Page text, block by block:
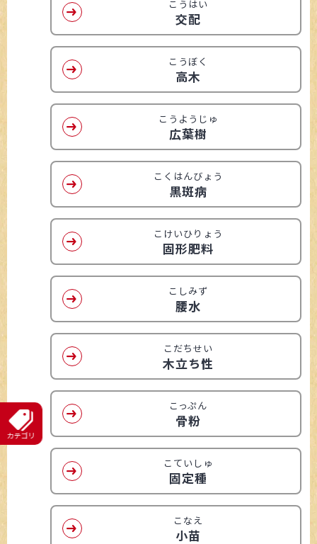
こうはい
交配
こうぼく
高木
こうようじゅ
広葉樹
こくはんびょう
黒斑病
こけいひりょう
固形肥料
こしみず
腰水
こだちせい
木立ち性
こっぷん
骨粉
こていしゅ
固定種
こなえ
小苗